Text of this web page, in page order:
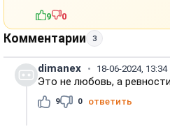
9 0
Комментарии 3
dimanex 18-06-2024, 13:34
Это не любовь, а
9 0 ответить